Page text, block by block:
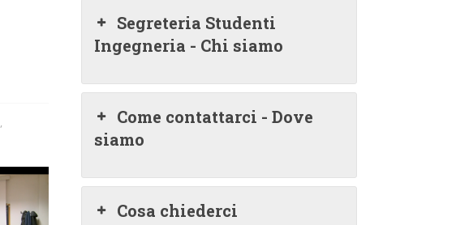
,
Segreteria Studenti
Ingegneria - Chi siamo
Come contattarci - Dove
siamo
Cosa chiederci